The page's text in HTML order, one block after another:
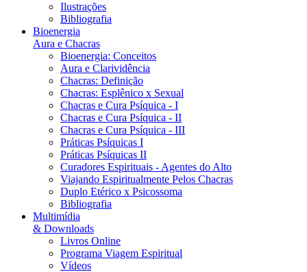
Ilustrações
Bibliografia
Bioenergia
Aura e Chacras
Bioenergia: Conceitos
Aura e Clarividência
Chacras: Definição
Chacras: Esplênico x Sexual
Chacras e Cura Psíquica - I
Chacras e Cura Psíquica - II
Chacras e Cura Psíquica - III
Práticas Psíquicas I
Práticas Psíquicas II
Curadores Espirituais - Agentes do Alto
Viajando Espiritualmente Pelos Chacras
Duplo Etérico x Psicossoma
Bibliografia
Multimídia
& Downloads
Livros Online
Programa Viagem Espiritual
Vídeos